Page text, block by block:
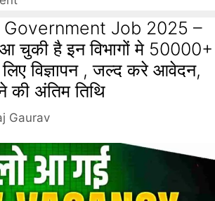
Job 2025 –
आ चुकी है इन विभागों मे 50000+
विज्ञापन , जल्द करे आवेदन,
अंतिम तिथि
Gaurav